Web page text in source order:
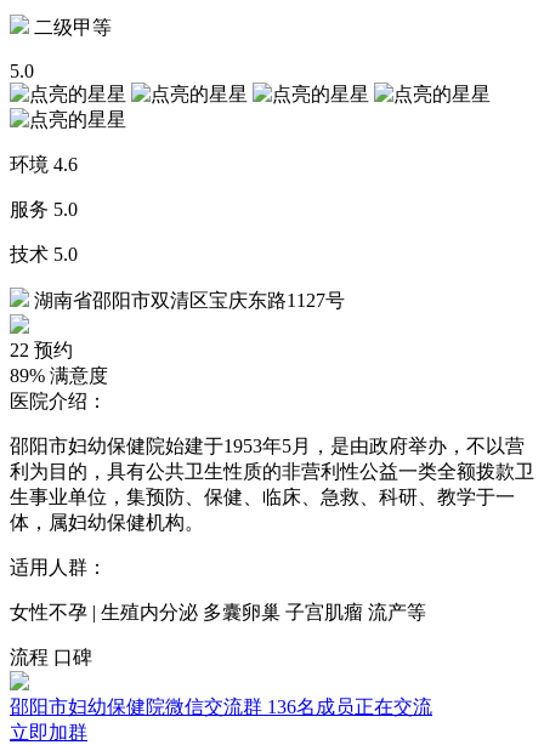
二级甲等
5.0
环境 4.6
服务 5.0
技术 5.0
湖南省邵阳市双清区宝庆东路1127号
22 预约
89% 满意度
医院介绍：
邵阳市妇幼保健院始建于1953年5月，是由政府举办，不以营
利为目的，具有公共卫生性质的非营利性公益一类全额拨款卫
生事业单位，集预防、保健、临床、急救、科研、教学于一
体，属妇幼保健机构。
适用人群：
女性不孕 | 生殖内分泌 多囊卵巢 子宫肌瘤 流产等
流程 口碑
邵阳市妇幼保健院微信交流群 136名成员正在交流
立即加群